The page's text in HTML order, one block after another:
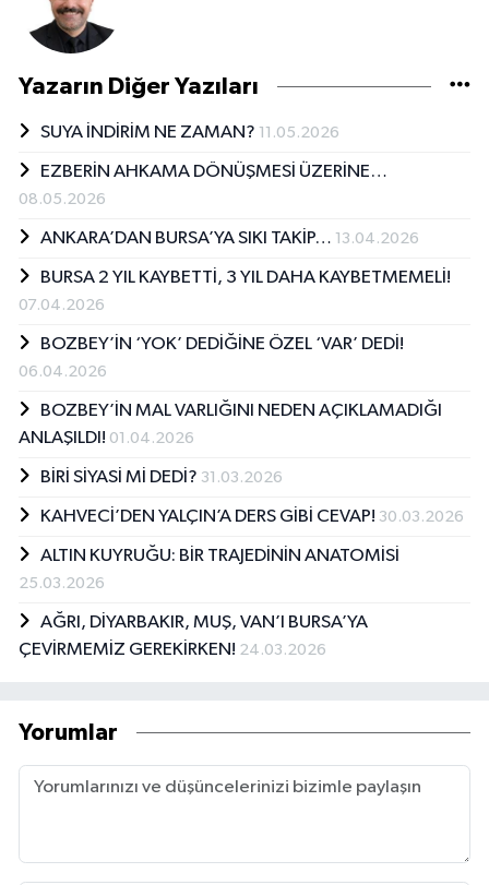
Yazarın Diğer Yazıları
SUYA İNDİRİM NE ZAMAN? 11.05.2026
EZBERİN AHKAMA DÖNÜŞMESİ ÜZERİNE…
08.05.2026
ANKARA’DAN BURSA’YA SIKI TAKİP… 13.04.2026
BURSA 2 YIL KAYBETTİ, 3 YIL DAHA KAYBETMEMELİ!
07.04.2026
BOZBEY’İN ‘YOK’ DEDİĞİNE ÖZEL ‘VAR’ DEDİ!
06.04.2026
BOZBEY’İN MAL VARLIĞINI NEDEN AÇIKLAMADIĞI
ANLAŞILDI! 01.04.2026
BİRİ SİYASİ Mİ DEDİ? 31.03.2026
KAHVECİ’DEN YALÇIN’A DERS GİBİ CEVAP! 30.03.2026
ALTIN KUYRUĞU: BİR TRAJEDİNİN ANATOMİSİ
25.03.2026
AĞRI, DİYARBAKIR, MUŞ, VAN’I BURSA’YA
ÇEVİRMEMİZ GEREKİRKEN! 24.03.2026
Yorumlar